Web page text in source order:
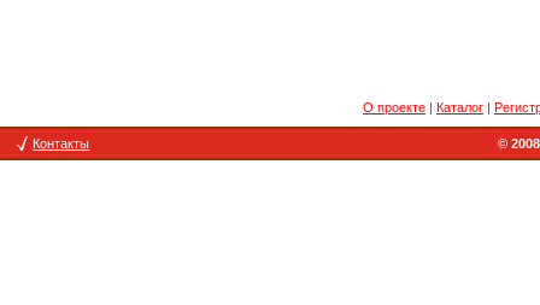
О проекте Каталог
Контакты ©